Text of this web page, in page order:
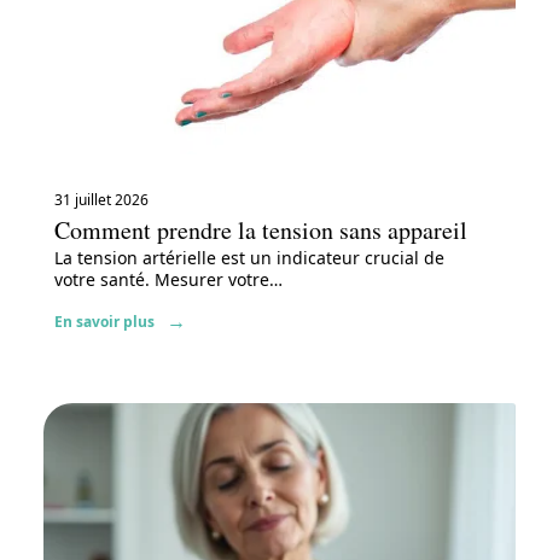
31 juillet 2026
Comment prendre la tension sans appareil
La tension artérielle est un indicateur crucial de
votre santé. Mesurer votre…
En savoir plus